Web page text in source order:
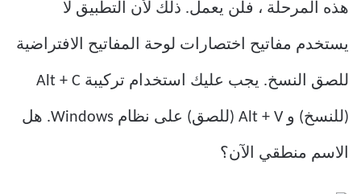
هذه المرحلة ، فلن يعمل. ذلك لأن التطبيق لا
يستخدم مفاتيح اختصارات لوحة المفاتيح الافتراضية
للصق النسخ. يجب عليك استخدام تركيبة Alt + C
(للنسخ) و Alt + V (للصق) على نظام Windows. هل
الاسم منطقي الآن؟